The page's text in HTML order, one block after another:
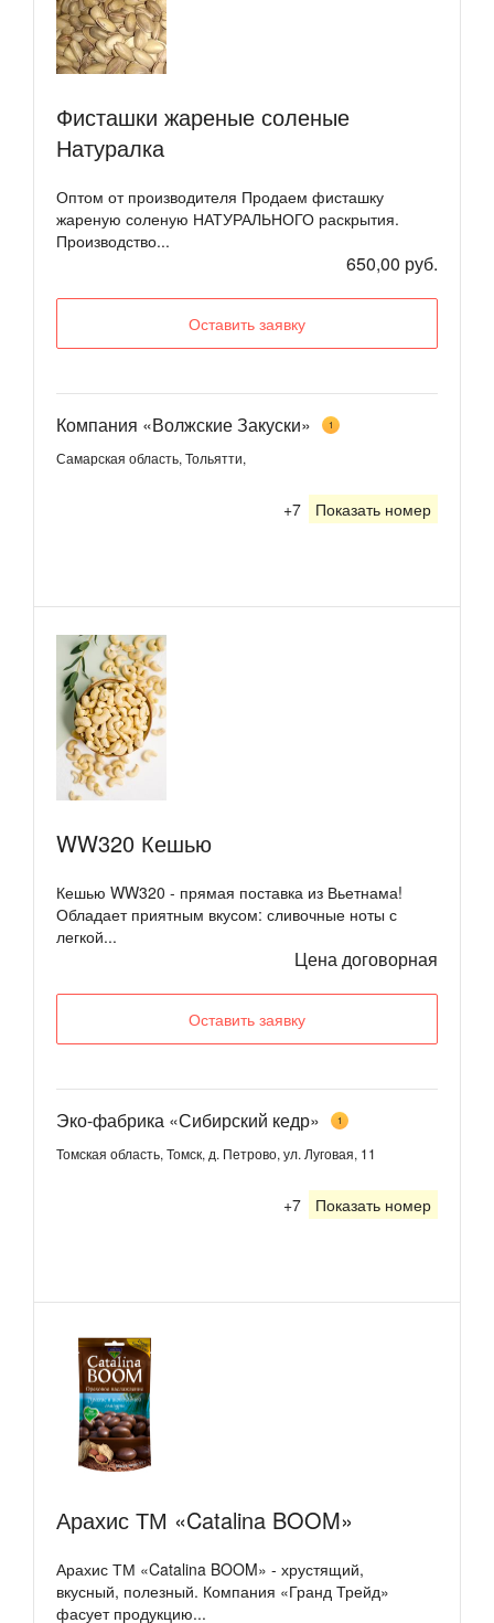
Фисташки жареные соленые
Натуралка
Оптом от производителя Продаем фисташку
жареную соленую НАТУРАЛЬНОГО раскрытия.
Производство...
650,00 руб.
Оставить заявку
Компания «Волжские Закуски» 1
Самарская область, Тольятти,
+7 Показать номер
WW320 Кешью
Кешью WW320 - прямая поставка из Вьетнама!
Обладает приятным вкусом: сливочные ноты с
легкой...
Цена договорная
Оставить заявку
Эко-фабрика «Сибирский кедр» 1
Томская область, Томск, д. Петрово, ул. Луговая, 11
+7 Показать номер
Арахис ТМ «Catalina BOOM»
Арахис ТМ «Catalina BOOM» - хрустящий,
вкусный, полезный. Компания «Гранд Трейд»
фасует продукцию...